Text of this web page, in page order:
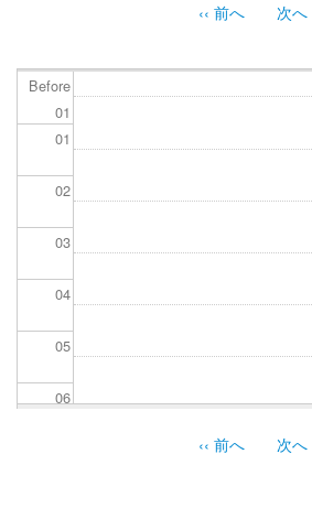
ジ
り
‹‹ 前へ 次へ
Before
01
01
02
03
04
05
06
‹‹ 前へ 次へ